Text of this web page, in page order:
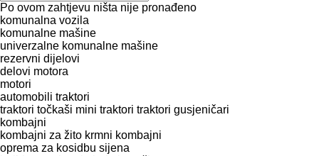
Po ovom zahtjevu ništa nije pronađeno
komunalna vozila
komunalne mašine
univerzalne komunalne mašine
rezervni dijelovi
delovi motora
motori
automobili traktori
traktori točkaši mini traktori traktori gusjeničari
kombajni
kombajni za žito krmni kombajni
oprema za kosidbu sijena